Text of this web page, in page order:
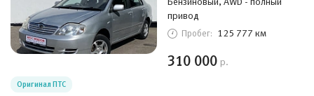
привод
Пробег: 125 777 км
310 000 р.
Оригинал ПТС